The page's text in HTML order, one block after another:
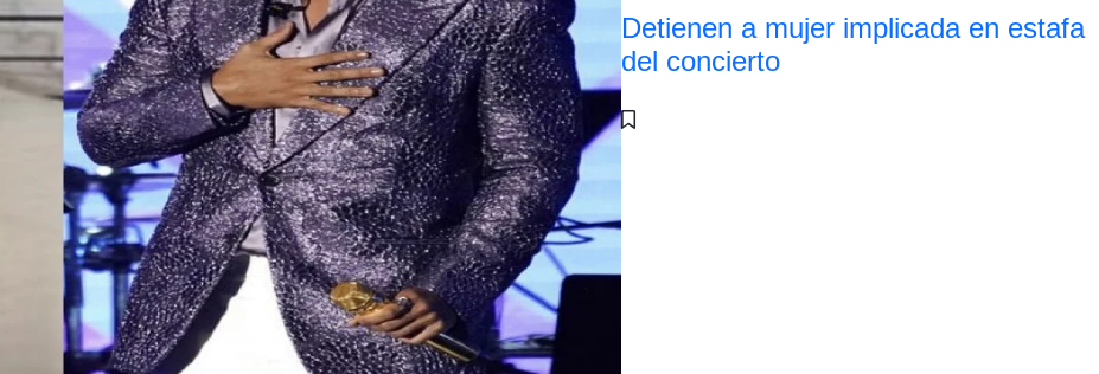
Detienen a mujer implicada en estafa
del concierto